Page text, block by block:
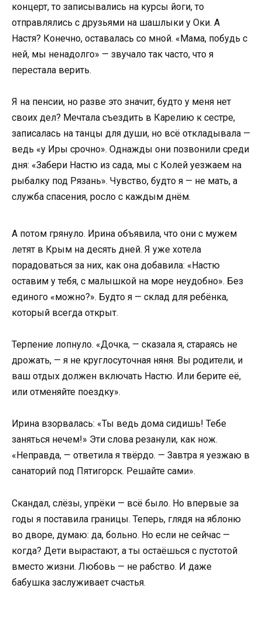
концерт, то записывались на курсы йоги, то
отправлялись с друзьями на шашлыки у Оки. А
Настя? Конечно, оставалась со мной. «Мама, побудь с
ней, мы ненадолго» — звучало так часто, что я
перестала верить.
Я на пенсии, но разве это значит, будто у меня нет
своих дел? Мечтала съездить в Карелию к сестре,
записалась на танцы для души, но всё откладывала —
ведь «у Иры срочно». Однажды они позвонили среди
дня: «Забери Настю из сада, мы с Колей уезжаем на
рыбалку под Рязань». Чувство, будто я — не мать, а
служба спасения, росло с каждым днём.
А потом грянуло. Ирина объявила, что они с мужем
летят в Крым на десять дней. Я уже хотела
порадоваться за них, как она добавила: «Настю
оставим у тебя, с малышкой на море неудобно». Без
единого «можно?». Будто я — склад для ребёнка,
который всегда открыт.
Терпение лопнуло. «Дочка, — сказала я, стараясь не
дрожать, — я не круглосуточная няня. Вы родители, и
ваш отдых должен включать Настю. Или берите её,
или отменяйте поездку».
Ирина взорвалась: «Ты ведь дома сидишь! Тебе
заняться нечем!» Эти слова резанули, как нож.
«Неправда, — ответила я твёрдо. — Завтра я уезжаю в
санаторий под Пятигорск. Решайте сами».
Скандал, слёзы, упрёки — всё было. Но впервые за
годы я поставила границы. Теперь, глядя на яблоню
во дворе, думаю: да, больно. Но если не сейчас —
когда? Дети вырастают, а ты остаёшься с пустотой
вместо жизни. Любовь — не рабство. И даже
бабушка заслуживает счастья.